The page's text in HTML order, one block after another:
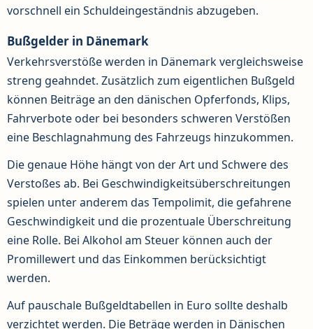
vorschnell ein Schuldeingeständnis abzugeben.
Bußgelder in Dänemark
Verkehrsverstöße werden in Dänemark vergleichsweise
streng geahndet. Zusätzlich zum eigentlichen Bußgeld
können Beiträge an den dänischen Opferfonds, Klips,
Fahrverbote oder bei besonders schweren Verstößen
eine Beschlagnahmung des Fahrzeugs hinzukommen.
Die genaue Höhe hängt von der Art und Schwere des
Verstoßes ab. Bei Geschwindigkeitsüberschreitungen
spielen unter anderem das Tempolimit, die gefahrene
Geschwindigkeit und die prozentuale Überschreitung
eine Rolle. Bei Alkohol am Steuer können auch der
Promillewert und das Einkommen berücksichtigt
werden.
Auf pauschale Bußgeldtabellen in Euro sollte deshalb
verzichtet werden. Die Beträge werden in Dänischen